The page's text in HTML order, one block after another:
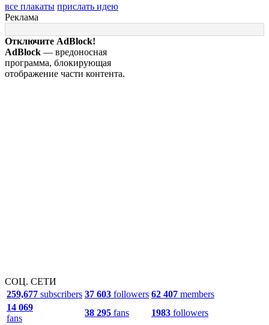
все плакаты прислать идею
Реклама
Отключите AdBlock!
AdBlock — вредоносная
программа, блокирующая
отображение части контента.
СОЦ. СЕТИ
259,677 subscribers 37 603 followers 62 407 members
14 069
fans
38 295 fans 1983 followers